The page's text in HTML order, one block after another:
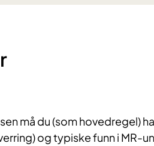
må du (som hovedregel)
og typiske funn i MR-